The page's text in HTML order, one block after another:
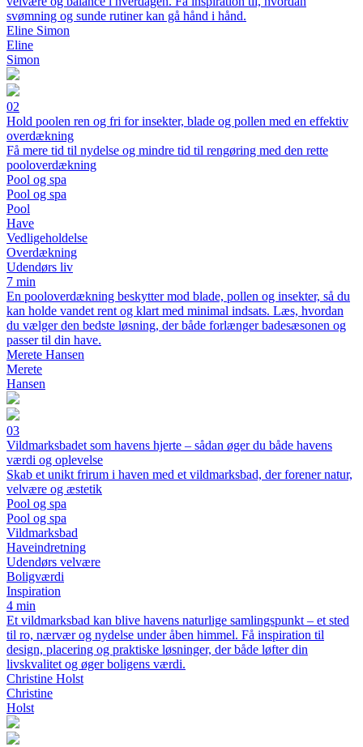
svømning og sunde rutiner kan gå hånd i hånd.
Eline Simon
Eline
Simon
02
Hold poolen ren og fri for insekter, blade og pollen med en effektiv
overdækning
Få mere tid til nydelse og mindre tid til rengøring med den rette
pooloverdækning
Pool og spa
Pool og spa
Pool
Have
Vedligeholdelse
Overdækning
Udendørs liv
7 min
En pooloverdækning beskytter mod blade, pollen og insekter, så du
kan holde vandet rent og klart med minimal indsats. Læs, hvordan
du vælger den bedste løsning, der både forlænger badesæsonen og
passer til din have.
Merete Hansen
Merete
Hansen
03
Vildmarksbadet som havens hjerte – sådan øger du både havens
værdi og oplevelse
Skab et unikt frirum i haven med et vildmarksbad, der forener natur,
velvære og æstetik
Pool og spa
Pool og spa
Vildmarksbad
Haveindretning
Udendørs velvære
Boligværdi
Inspiration
4 min
Et vildmarksbad kan blive havens naturlige samlingspunkt – et sted
til ro, nærvær og nydelse under åben himmel. Få inspiration til
design, placering og praktiske løsninger, der både løfter din
livskvalitet og øger boligens værdi.
Christine Holst
Christine
Holst